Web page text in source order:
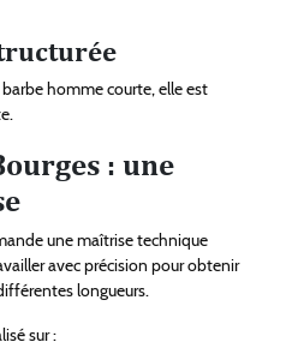
homme courte, elle est
: une
une maîtrise technique
avec précision pour obtenir
longueurs.
sur :